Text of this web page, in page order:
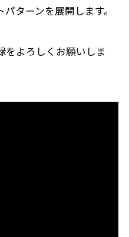
ターンを展開します。
をよろしくお願いしま